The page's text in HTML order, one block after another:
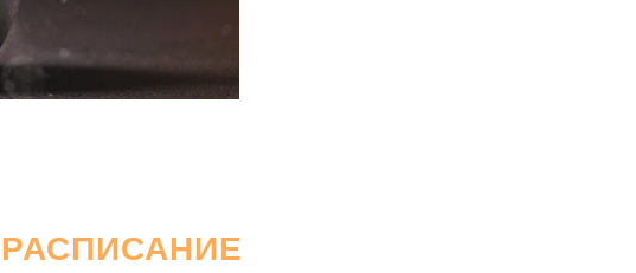
РАСПИСАНИЕ